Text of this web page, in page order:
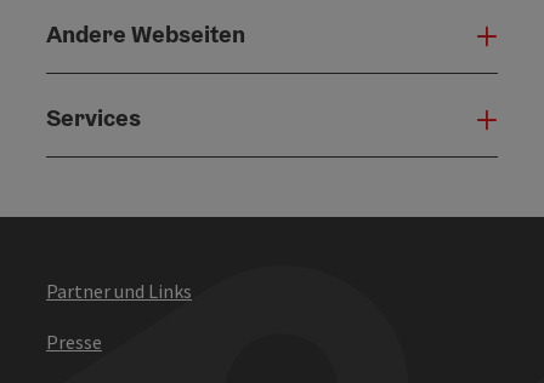
Andere Webseiten
Services
Partner und Links
Presse